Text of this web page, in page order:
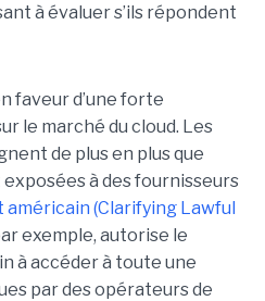
à évaluer s’ils répondent
faveur d’une forte
le marché du cloud. Les
de plus en plus que
à des fournisseurs
américain (Clarifying Lawful
exemple, autorise le
à accéder à toute une
par des opérateurs de